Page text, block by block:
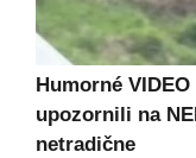
Humorné
upozornili na
netradične